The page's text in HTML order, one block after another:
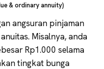
& ordinary annuity)
angsuran pinjaman
Misalnya, anda
Rp1.000 selama
tingkat bunga